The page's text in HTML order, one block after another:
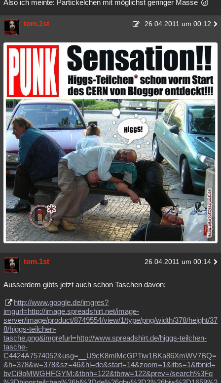
Also ich meinte: Partickelchen mit möglichst geringer Masse
tom.1st 26.04.2011 um 00:12
tom.1st 26.04.2011 um 00:14
Ausserdem gibts jetzt auch schon Taschen davon:
http://www.google.de/imgres?
imgurl=http://image.spreadshirt.net/image-
server/image/product/8749554/view/1/type/png/width/378/height/37
8/higgs-teilchen-
tasche.png&imgrefurl=http://www.spreadshirt.de/higgs-teilchen-
tasche-
C4424A7574052&usg=__U9cK8mlMcGPTiw1BKa86XmWV7BQ=
&h=378&w=378&sz=46&hl=de&start=14&zoom=1&itbs=1&tbnid=
bvCi9pMWGHFGYM:&tbnh=122&tbnw=122&prev=/search%3Fq